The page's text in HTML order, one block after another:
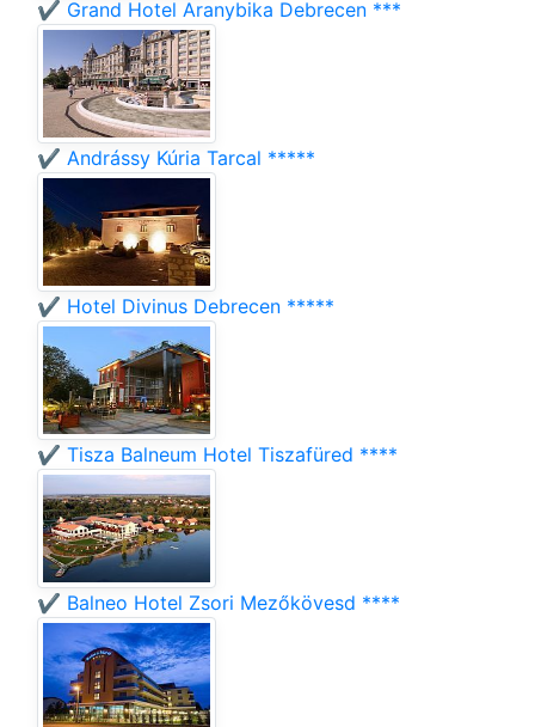
✔️ Grand Hotel Aranybika Debrecen ***
✔️ Andrássy Kúria Tarcal *****
✔️ Hotel Divinus Debrecen *****
✔️ Tisza Balneum Hotel Tiszafüred ****
✔️ Balneo Hotel Zsori Mezőkövesd ****